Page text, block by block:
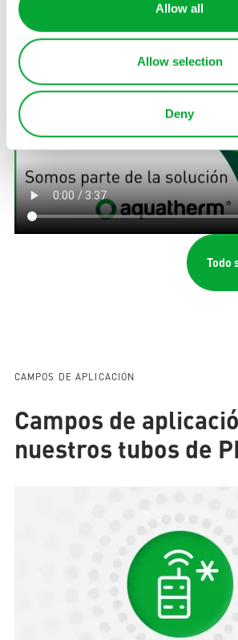
Allow all
Allow selection
Deny
Todo
CAMPOS DE APLICACIÓN
Campos de
nuestros tubos de